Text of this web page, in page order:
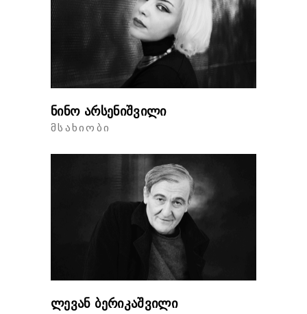
ნინო არსენიშვილი
ᲛᲡᲐᲮᲘᲝᲑᲘ
ლევან ბერიკაშვილი